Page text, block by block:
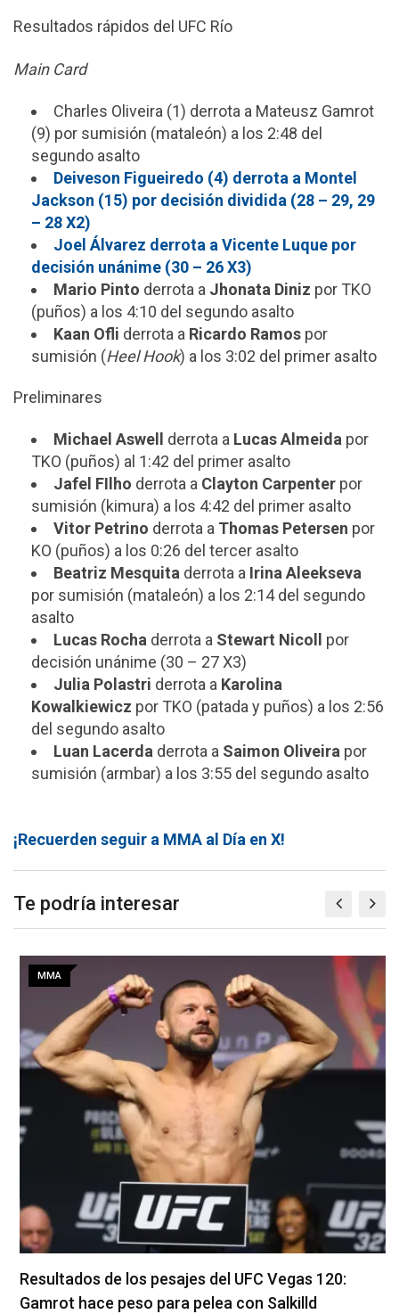
Resultados rápidos del UFC Río
Main Card
Charles Oliveira (1) derrota a Mateusz Gamrot
(9) por sumisión (mataleón) a los 2:48 del
segundo asalto
Deiveson Figueiredo (4) derrota a Montel
Jackson (15) por decisión dividida (28 – 29, 29
– 28 X2)
Joel Álvarez derrota a Vicente Luque por
decisión unánime (30 – 26 X3)
Mario Pinto derrota a Jhonata Diniz por TKO
(puños) a los 4:10 del segundo asalto
Kaan Ofli derrota a Ricardo Ramos por
sumisión (Heel Hook) a los 3:02 del primer asalto
Preliminares
Michael Aswell derrota a Lucas Almeida por
TKO (puños) al 1:42 del primer asalto
Jafel FIlho derrota a Clayton Carpenter por
sumisión (kimura) a los 4:42 del primer asalto
Vitor Petrino derrota a Thomas Petersen por
KO (puños) a los 0:26 del tercer asalto
Beatriz Mesquita derrota a Irina Aleekseva
por sumisión (mataleón) a los 2:14 del segundo
asalto
Lucas Rocha derrota a Stewart Nicoll por
decisión unánime (30 – 27 X3)
Julia Polastri derrota a Karolina
Kowalkiewicz por TKO (patada y puños) a los 2:56
del segundo asalto
Luan Lacerda derrota a Saimon Oliveira por
sumisión (armbar) a los 3:55 del segundo asalto
¡Recuerden seguir a MMA al Día en X!
Te podría interesar
MMA
Resultados de los pesajes del UFC Vegas 120:
Gamrot hace peso para pelea con Salkilld